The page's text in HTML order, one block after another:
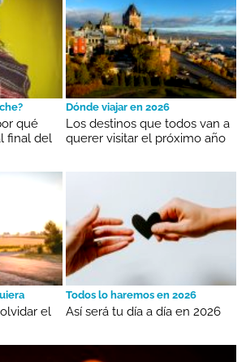
qué
final del
Dónde viajar en 2026
Los destinos que todos van a
querer visitar el próximo año
el
Todos lo haremos en 2026
Así será tu día a día en 2026